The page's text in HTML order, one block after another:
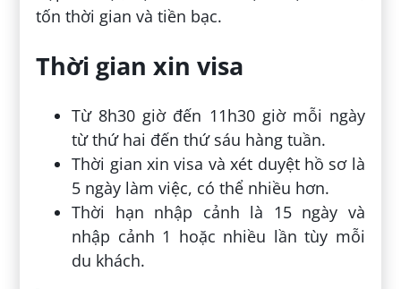
tốn thời gian và tiền bạc.
Thời gian xin visa
Từ 8h30 giờ đến 11h30 giờ mỗi ngày
từ thứ hai đến thứ sáu hàng tuần.
Thời gian xin visa và xét duyệt hồ sơ là
5 ngày làm việc, có thể nhiều hơn.
Thời hạn nhập cảnh là 15 ngày và
nhập cảnh 1 hoặc nhiều lần tùy mỗi
du khách.